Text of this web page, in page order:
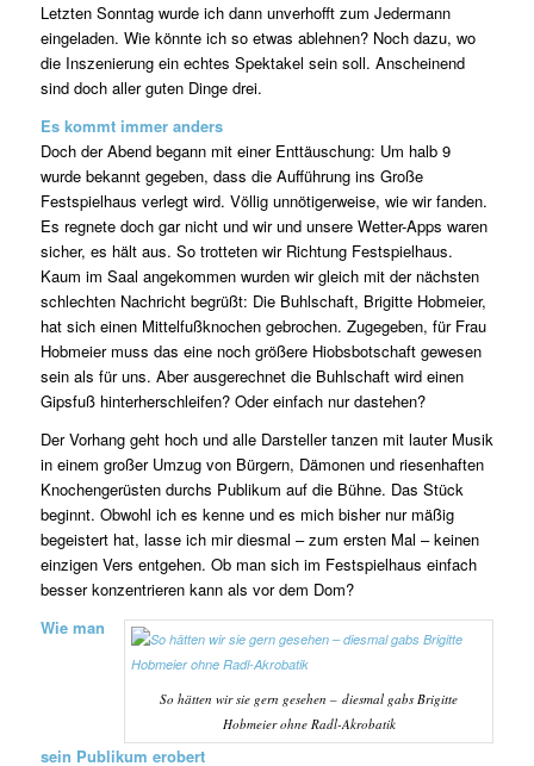
Letzten Sonntag wurde ich dann unverhofft zum Jedermann
eingeladen. Wie könnte ich so etwas ablehnen? Noch dazu, wo
die Inszenierung ein echtes Spektakel sein soll. Anscheinend
sind doch aller guten Dinge drei.
Es kommt immer anders
Doch der Abend begann mit einer Enttäuschung: Um halb 9
wurde bekannt gegeben, dass die Aufführung ins Große
Festspielhaus verlegt wird. Völlig unnötigerweise, wie wir fanden.
Es regnete doch gar nicht und wir und unsere Wetter-Apps waren
sicher, es hält aus. So trotteten wir Richtung Festspielhaus.
Kaum im Saal angekommen wurden wir gleich mit der nächsten
schlechten Nachricht begrüßt: Die Buhlschaft, Brigitte Hobmeier,
hat sich einen Mittelfußknochen gebrochen. Zugegeben, für Frau
Hobmeier muss das eine noch größere Hiobsbotschaft gewesen
sein als für uns. Aber ausgerechnet die Buhlschaft wird einen
Gipsfuß hinterherschleifen? Oder einfach nur dastehen?
Der Vorhang geht hoch und alle Darsteller tanzen mit lauter Musik
in einem großer Umzug von Bürgern, Dämonen und riesenhaften
Knochengerüsten durchs Publikum auf die Bühne. Das Stück
beginnt. Obwohl ich es kenne und es mich bisher nur mäßig
begeistert hat, lasse ich mir diesmal – zum ersten Mal – keinen
einzigen Vers entgehen. Ob man sich im Festspielhaus einfach
besser konzentrieren kann als vor dem Dom?
So hätten wir sie gern gesehen – diesmal gabs Brigitte
Hobmeier ohne Radl-Akrobatik
Wie man
sein Publikum erobert